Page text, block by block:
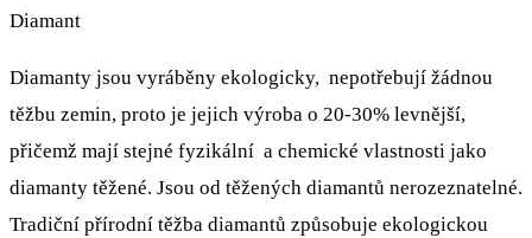
Diamant
Diamanty jsou vyráběny ekologicky, nepotřebují žádnou
těžbu zemin, proto je jejich výroba o 20-30% levnější,
přičemž mají stejné fyzikální a chemické vlastnosti jako
diamanty těžené. Jsou od těžených diamantů nerozeznatelné.
Tradiční přírodní těžba diamantů způsobuje ekologickou